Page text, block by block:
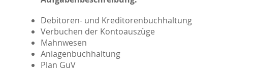
Debitoren- und Kreditorenbuchhaltung
Verbuchen der Kontoauszüge
Mahnwesen
Anlagenbuchhaltung
Plan GuV